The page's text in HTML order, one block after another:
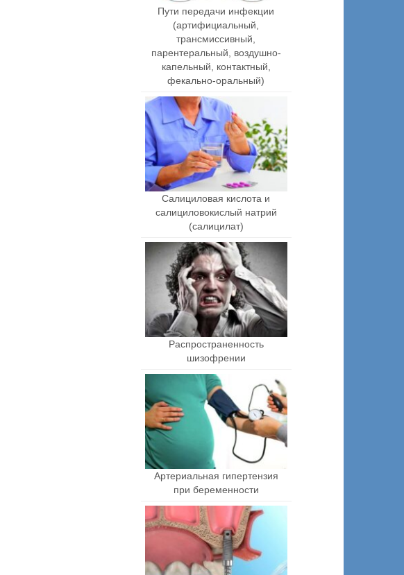
Пути передачи инфекции
(артифициальный,
трансмиссивный,
парентеральный, воздушно-
капельный, контактный,
фекально-оральный)
Салициловая кислота и
салициловокислый натрий
(салицилат)
Распространенность
шизофрении
Артериальная гипертензия
при беременности